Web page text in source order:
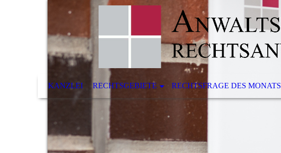
KANZLEI RECHTSGEBIETE RECHTSFRAGE DES MONATS